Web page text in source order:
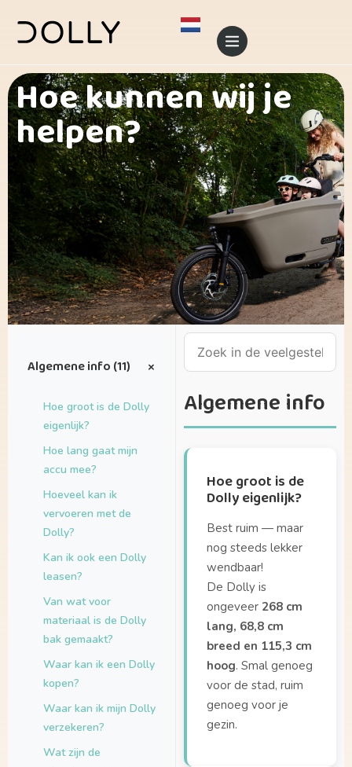
Hoe kunnen wij je
helpen?
Algemene info (11) +
Hoe groot is de Dolly
eigenlijk?
Hoe lang gaat mijn
accu mee?
Hoeveel kan ik
vervoeren met de
Dolly?
Kan ik ook een Dolly
leasen?
Van wat voor
materiaal is de Dolly
bak gemaakt?
Waar kan ik een Dolly
kopen?
Waar kan ik mijn Dolly
verzekeren?
Wat zijn de
Algemene info
Hoe groot is de
Dolly eigenlijk?
Best ruim — maar
nog steeds lekker
wendbaar!
De Dolly is
ongeveer 268 cm
lang, 68,8 cm
breed en 115,3 cm
hoog. Smal genoeg
voor de stad, ruim
genoeg voor je
gezin.